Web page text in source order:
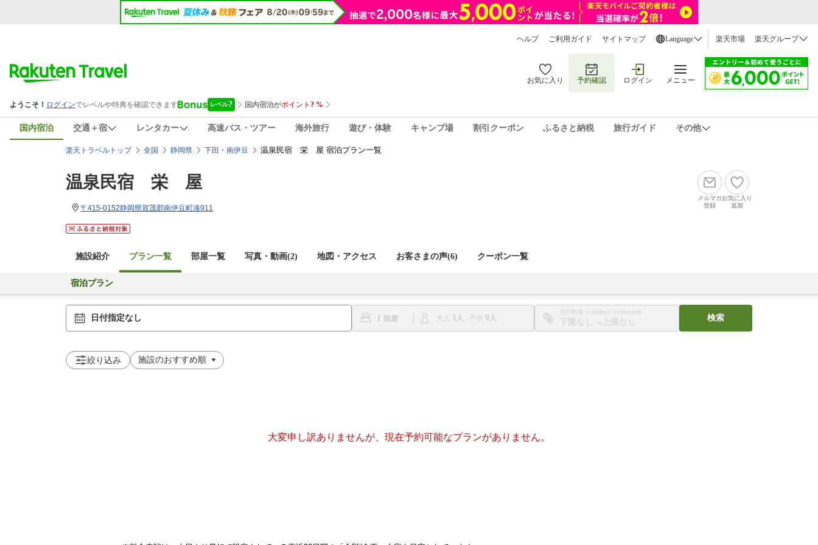
ヘルプ ご利用ガイド サイトマップ Language 楽天市場 楽天グループ
お気に入り 予約確認 ログイン メニュー
国内宿泊 交通＋宿 レンタカー 高速バス・ツアー 海外旅行 遊び・体験 キャンプ場 割引クーポン ふるさと納税 旅行ガイド その他
楽天トラベルトップ 全国 静岡県 下田・南伊豆 温泉民宿 栄 屋 宿泊プラン一覧
温泉民宿 栄 屋
〒415-0152静岡県賀茂郡南伊豆町湊911
メルマガ
登録
お気に入り
追加
施設紹介 プラン一覧 部屋一覧 写真・動画(2) 地図・アクセス お客さまの声(6) クーポン一覧
宿泊プラン
日付指定なし 1 大人 1 子供 0
合計料金 ※1部屋あたりの税込金額
〜
検索
絞り込み
大変申し訳ありませんが、現在予約可能なプランがありません。